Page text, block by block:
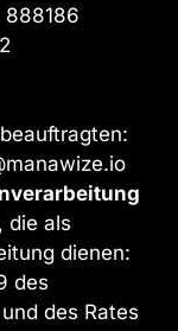
888186
die als
dienen:
des
des Rates